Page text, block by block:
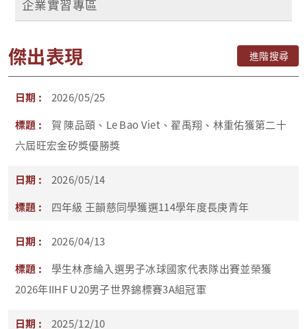
企業實習專區
傑出表現 進階搜尋
2026/05/25
賀 陳品頤、Le Bao Viet、翟禹翔、林重佑獲第二十
六屆旺宏金矽獎優勝獎
2026/05/14
四年級 王韻慈同學獲選114學年度長庚青年
2026/04/13
學生林彥綸入選男子冰球國家代表隊出賽並榮獲
2026年IIHF U20男子世界錦標賽3A組冠軍
2025/12/10